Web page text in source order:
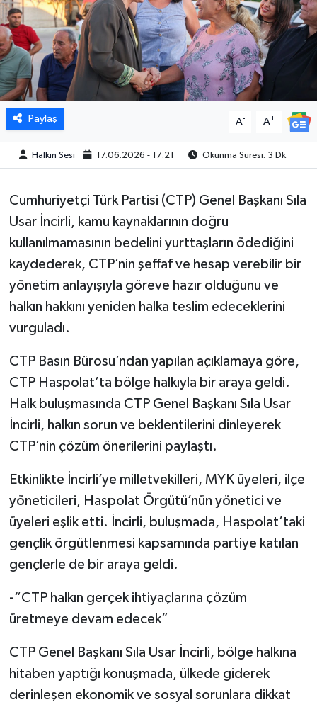
Paylaş A- A+
Halkın Sesi 17.06.2026 - 17:21 Okunma Süresi: 3 Dk
Cumhuriyetçi Türk Partisi (CTP) Genel Başkanı Sıla
Usar İncirli, kamu kaynaklarının doğru
kullanılmamasının bedelini yurttaşların ödediğini
kaydederek, CTP’nin şeffaf ve hesap verebilir bir
yönetim anlayışıyla göreve hazır olduğunu ve
halkın hakkını yeniden halka teslim edeceklerini
vurguladı.
CTP Basın Bürosu’ndan yapılan açıklamaya göre,
CTP Haspolat’ta bölge halkıyla bir araya geldi.
Halk buluşmasında CTP Genel Başkanı Sıla Usar
İncirli, halkın sorun ve beklentilerini dinleyerek
CTP’nin çözüm önerilerini paylaştı.
Etkinlikte İncirli’ye milletvekilleri, MYK üyeleri, ilçe
yöneticileri, Haspolat Örgütü’nün yönetici ve
üyeleri eşlik etti. İncirli, buluşmada, Haspolat’taki
gençlik örgütlenmesi kapsamında partiye katılan
gençlerle de bir araya geldi.
-“CTP halkın gerçek ihtiyaçlarına çözüm
üretmeye devam edecek”
CTP Genel Başkanı Sıla Usar İncirli, bölge halkına
hitaben yaptığı konuşmada, ülkede giderek
derinleşen ekonomik ve sosyal sorunlara dikkat